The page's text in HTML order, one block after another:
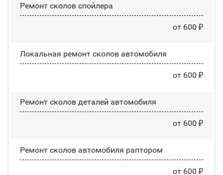
Ремонт сколов спойлера
от 600 ₽
Локальная ремонт сколов автомобиля
от 600 ₽
Ремонт сколов деталей автомобиля
от 600 ₽
Ремонт сколов автомобиля раптором
от 600 ₽